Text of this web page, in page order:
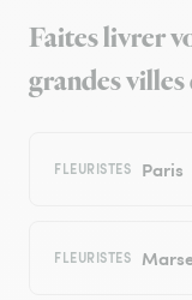
Faites livrer
grandes villes
FLEURISTES Paris
FLEURISTES